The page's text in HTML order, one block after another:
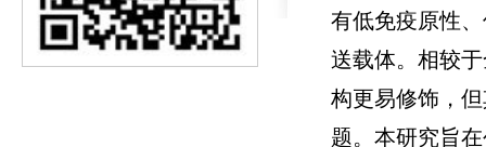
有低免疫原性
送载体。相较
构更易修饰，
题。本研究旨